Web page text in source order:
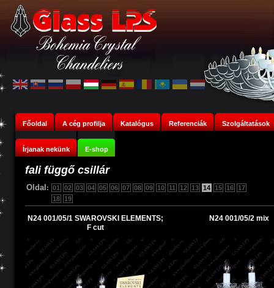
Főoldal A cég profilja Katalógus Referenciák Szolgáltatások
Írjanak nekünk E-shop
fali függő csillár
Oldal : 01 02 03 04 05 06 07 08 09 10 11 12 13 14 15 16
17
18
19
N24 001/05/1 SWAROVSKI ELEMENTS;
F cut
N24 001/05/2 mix